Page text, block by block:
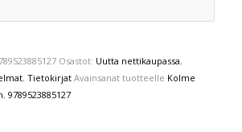
Osastot: Uutta nettikaupassa,
, Tietokirjat Avainsanat tuotteelle Kolme
, 9789523885127